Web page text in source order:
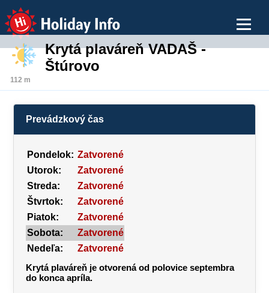
Holiday Info
Krytá plaváreň VADAŠ -
Štúrovo
112 m
Prevádzkový čas
Pondelok: Zatvorené
Utorok:
Zatvorené
Streda:
Zatvorené
Štvrtok:
Zatvorené
Piatok:
Zatvorené
Sobota:
Zatvorené
Nedeľa:
Zatvorené
Krytá plaváreň je otvorená od polovice septembra
do konca apríla.